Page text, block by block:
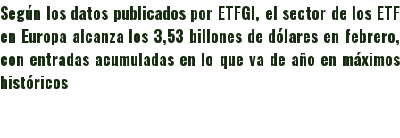
Según los datos publicados por ETFGI, el sector de los ETF
en Europa alcanza los 3,53 billones de dólares en febrero,
con entradas acumuladas en lo que va de año en máximos
históricos